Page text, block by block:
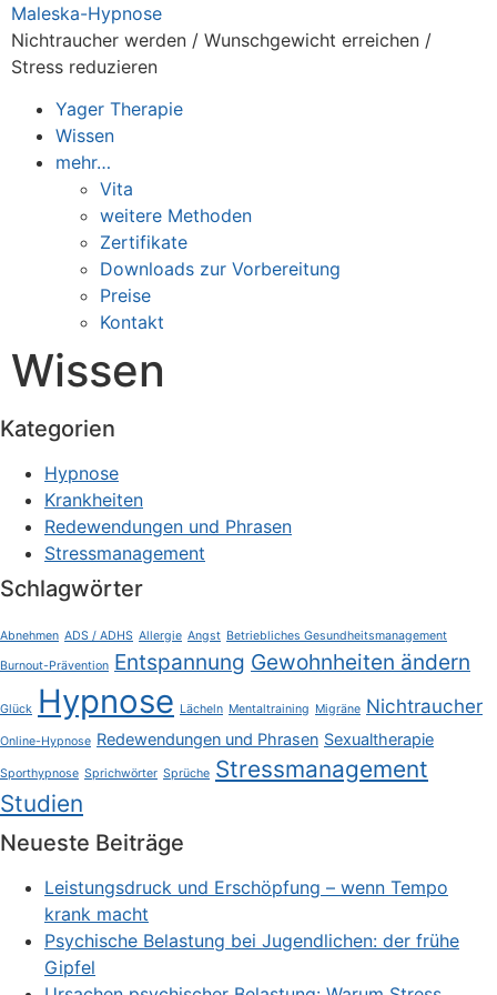
Zum
Inhalt
springen
Maleska-Hypnose
Nichtraucher werden / Wunschgewicht erreichen /
Stress reduzieren
Yager Therapie
Wissen
mehr…
Vita
weitere Methoden
Zertifikate
Downloads zur Vorbereitung
Preise
Kontakt
Wissen
Kategorien
Hypnose
Krankheiten
Redewendungen und Phrasen
Stressmanagement
Schlagwörter
Abnehmen ADS / ADHS Allergie Angst Betriebliches Gesundheitsmanagement
Burnout-Prävention Entspannung Gewohnheiten ändern
Glück Hypnose Lächeln Mentaltraining Migräne Nichtraucher
Online-Hypnose Redewendungen und Phrasen Sexualtherapie
Sporthypnose Sprichwörter Sprüche Stressmanagement
Studien
Neueste Beiträge
Leistungsdruck und Erschöpfung – wenn Tempo
krank macht
Psychische Belastung bei Jugendlichen: der frühe
Gipfel